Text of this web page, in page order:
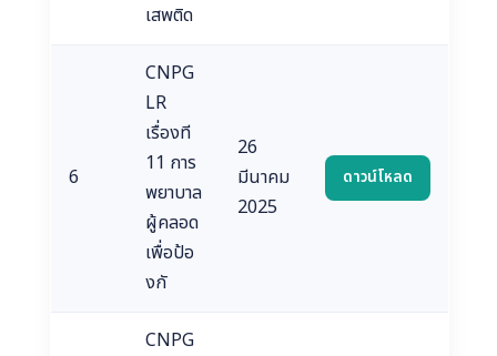
เสพติด
6
CNPG
LR
เรื่องที
11 การ
พยาบาล
ผู้คลอด
เพื่อป้อ
งกั
26
มีนาคม
2025
ดาวน์โหลด
CNPG